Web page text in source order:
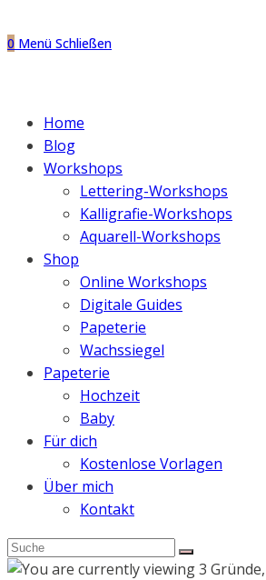
0 Menü Schließen
Home
Blog
Workshops
Lettering-Workshops
Kalligrafie-Workshops
Aquarell-Workshops
Shop
Online Workshops
Digitale Guides
Papeterie
Wachssiegel
Papeterie
Hochzeit
Baby
Für dich
Kostenlose Vorlagen
Über mich
Kontakt